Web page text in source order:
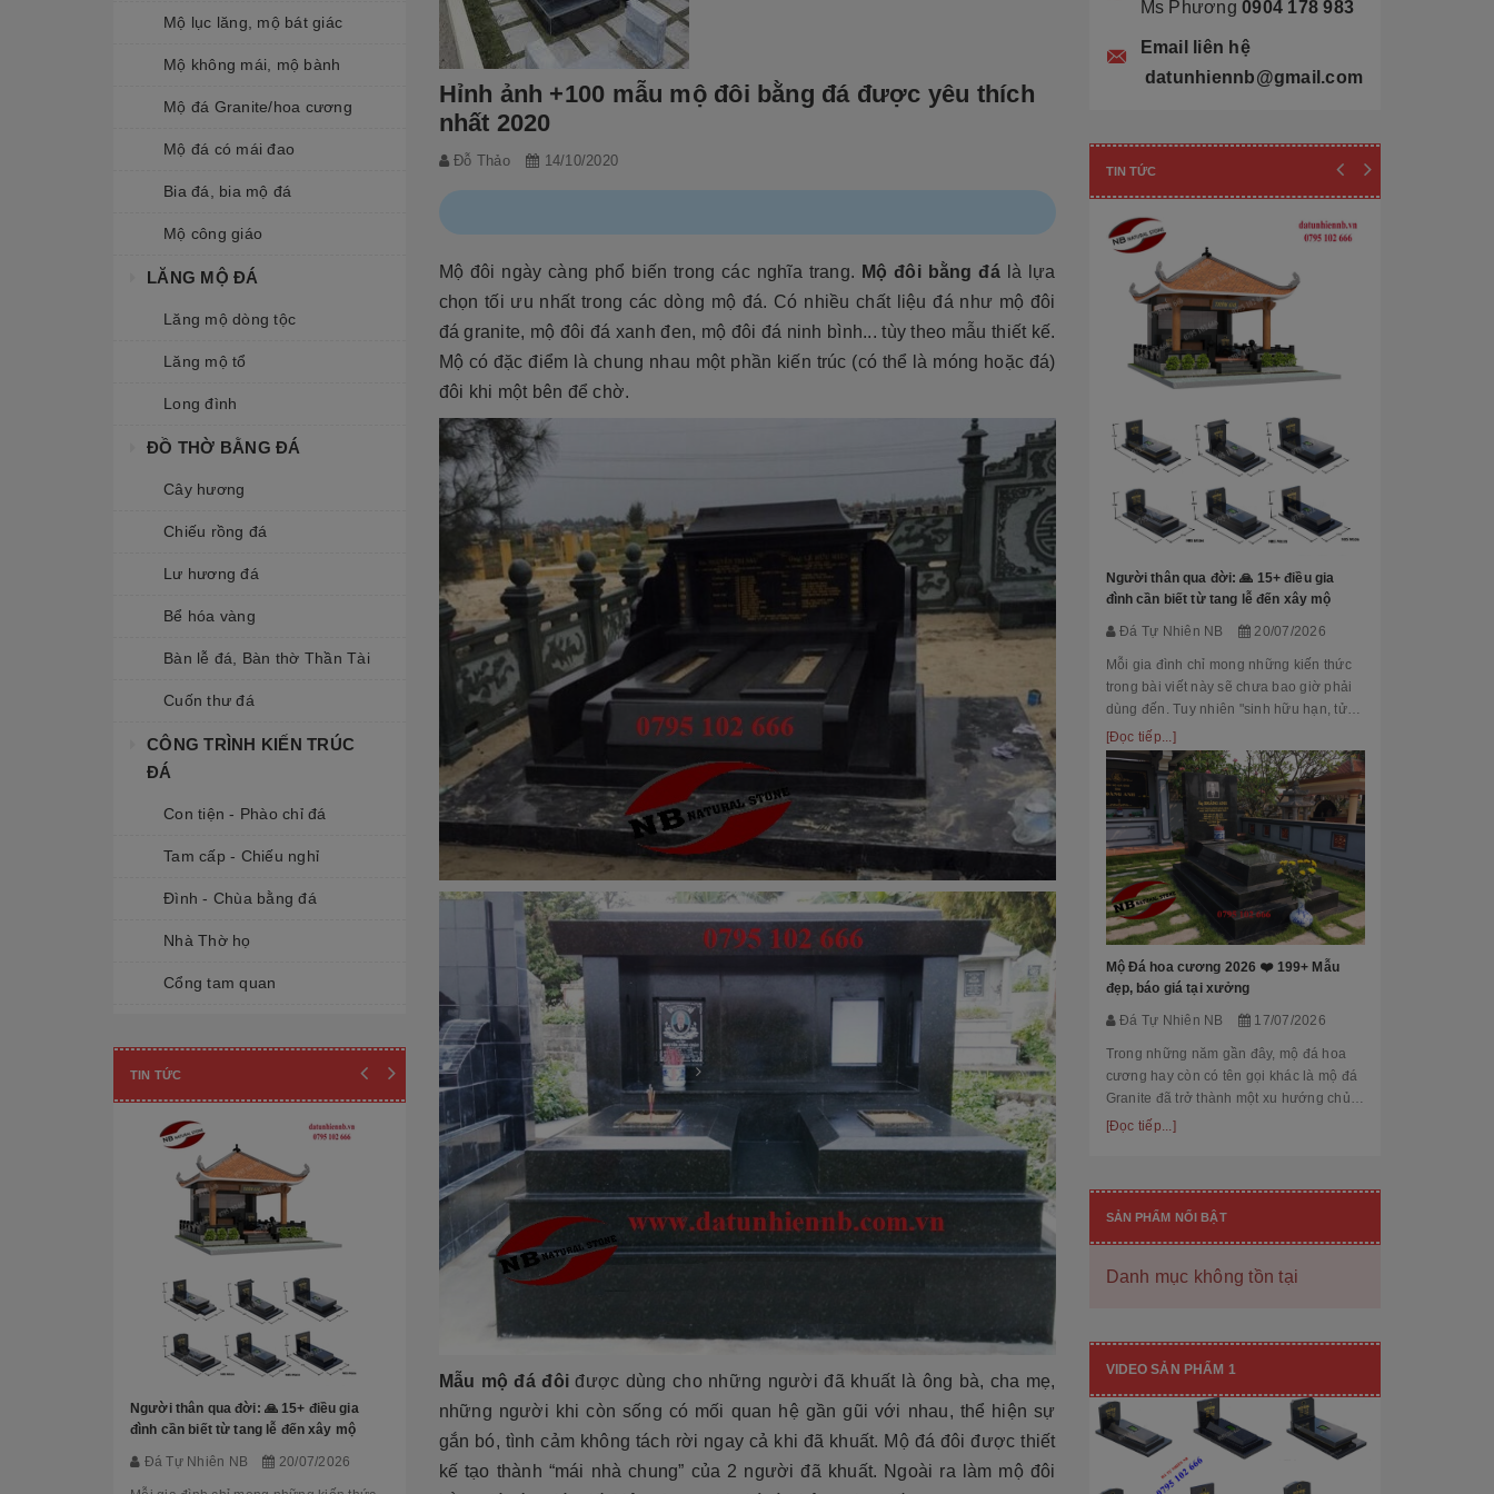
Mộ lục lăng, mộ bát giác
Mộ không mái, mộ bành
Mộ đá Granite/hoa cương
Mộ đá có mái đao
Bia đá, bia mộ đá
Mộ công giáo
LĂNG MỘ ĐÁ
Lăng mộ dòng tộc
Lăng mộ tổ
Long đình
ĐỒ THỜ BẰNG ĐÁ
Cây hương
Chiếu rồng đá
Lư hương đá
Bể hóa vàng
Bàn lễ đá, Bàn thờ Thần Tài
Cuốn thư đá
CÔNG TRÌNH KIẾN TRÚC
ĐÁ
Con tiện - Phào chỉ đá
Tam cấp - Chiếu nghỉ
Đình - Chùa bằng đá
Nhà Thờ họ
Cổng tam quan
Đài phun nước
TƯỢNG ĐÁ
Tượng Phúc- Lộc- Thọ
Tượng 18 vị la hán
Tượng Phật Địa Tạng
Tượng Phật Di Lặc
Tượng Quan Âm
Tượng Phật Thích Ca
TIN TỨC
Người thân qua đời: 🙏 15+ điều gia
đình cần biết từ tang lễ đến xây mộ
Đá Tự Nhiên NB 20/07/2026
Mộ Đá hoa cương 2026 ❤️ 199+ Mẫu
Đá Tự Nhiên NB 17/07/2026
Trong những năm gần đây, mộ đá hoa
cương hay còn có tên gọi khác là mộ đá
Granite đã trở thành một xu hướng chủ
đạo trong thiết kế thi công mộ đá tự
Làm Mộ Đá Cho Người Thân
Đá Tự Nhiên NB 01/07/2026
Mộ phần là nơi yên nghỉ của người mất,
là chốn linh thiêng của gia đình dòng
Đá Tự Nhiên NB
Biển hiệu đá khối đang ngày càng được
nhiều công ty, khu đô thị mới, resort cao
cấp lựa chọn nhờ vẻ đẹp sang trọng, bề
thế cùng độ bền vượt trội. Không chỉ là
Hỉnh ảnh +100 mẫu mộ đôi bằng đá được yêu thích
nhất 2020
Đỗ Thảo 14/10/2020
Mộ đôi ngày càng phổ biến trong các nghĩa trang. Mộ đôi bằng đá
là lựa
chọn tối ưu nhất trong các dòng mộ đá. Có nhiều chất liệu đá như mộ đôi
đá granite, mộ đôi đá xanh đen, mộ đôi đá ninh bình... tùy theo mẫu thiết kế.
Mộ có đặc điểm là chung nhau một phần kiến trúc (có thể là móng hoặc đá)
đôi khi một bên để chờ.
Mẫu mộ đá đôi được dùng cho những người đã khuất là ông bà, cha mẹ,
những người khi còn sống có mối quan hệ gần gũi với nhau, thể hiện sự
gắn bó, tình cảm không tách rời ngay cả khi đã khuất. Mộ đá đôi được thiết
kế tạo thành “mái nhà chung” của 2 người đã khuất. Ngoài ra làm mộ đôi
Ms Phương 0904 178 983
Email liên hệ
datunhiennb@gmail.com
TIN TỨC
Người thân qua đời: 🙏 15+ điều gia
đình cần biết từ tang lễ đến xây mộ
Đá Tự Nhiên NB 20/07/2026
Mỗi gia đình chỉ mong những kiến thức
trong bài viết này sẽ chưa bao giờ phải
dùng đến. Tuy nhiên "sinh hữu hạn, tử
bất kỳ" việc chuẩn bị đầy đủ kiến thức về
các thủ tục, nghi lễ và xây dựng mộ
phầ...
[Đọc tiếp...]
Mộ Đá hoa cương 2026 ❤️ 199+ Mẫu
đẹp, báo giá tại xưởng
Đá Tự Nhiên NB 17/07/2026
Trong những năm gần đây, mộ đá hoa
cương hay còn có tên gọi khác là mộ đá
Granite đã trở thành một xu hướng chủ
đạo trong thiết kế thi công mộ đá tự
[Đọc tiếp...]
SẢN PHẨM NỔI BẬT
Danh mục không tồn tại
VIDEO SẢN PHẨM 1